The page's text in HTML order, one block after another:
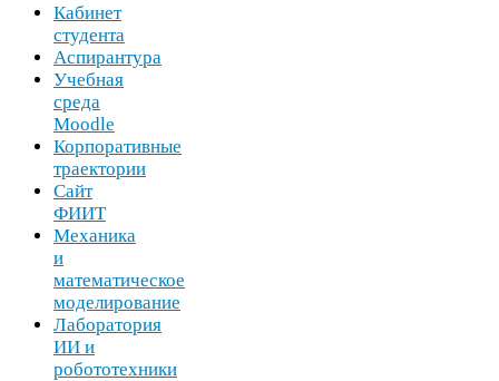
Кабинет
студента
Аспирантура
Учебная
среда
Moodle
Корпоративные
траектории
Сайт
ФИИТ
Механика
и
математическое
моделирование
Лаборатория
ИИ и
робототехники